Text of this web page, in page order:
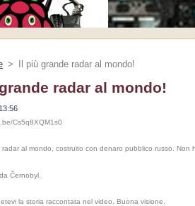
> Il più grande radar al mondo!
radar al mondo!
Cs5q8XQM1s0
radar al mondo, costruito con denaro pubblico russo. Non
Černobyl.
la storia raccontata nel video. Buona visione.